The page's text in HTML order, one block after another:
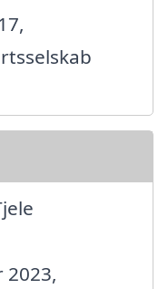
2023,